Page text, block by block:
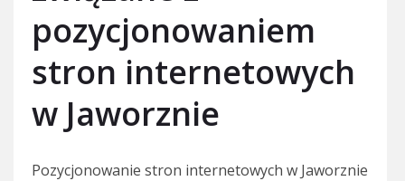
pozycjonowaniem
stron internetowych
w Jaworznie
Pozycjonowanie stron internetowych w Jaworznie